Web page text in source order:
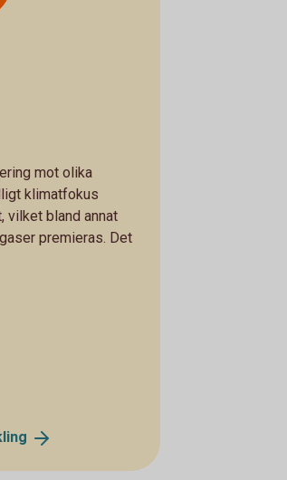
mot olika
klimatfokus
vilket bland annat
premieras. Det